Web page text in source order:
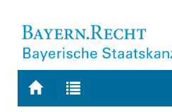
Zur
Zur